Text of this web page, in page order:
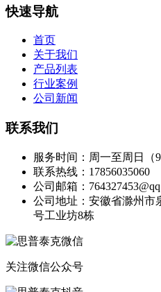
快速导航
首页
关于我们
产品列表
行业案例
公司新闻
联系我们
服务时间：周一至周日（
联系热线：17856035060
公司邮箱：
公司地址：安徽省滁州市
号工业坊8栋
关注微信公众号